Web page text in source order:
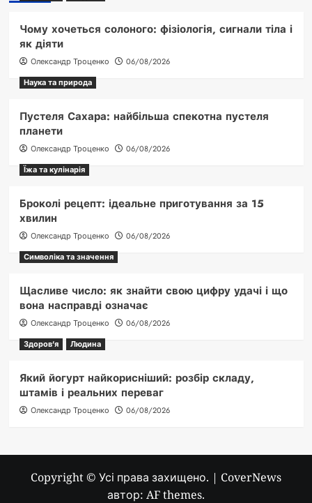
Чому хочеться солоного: фізіологія, сигнали тіла і
як діяти
Олександр Троценко
06/08/2026
Наука та природа
Пустеля Сахара: найбільша спекотна пустеля
планети
Олександр Троценко
06/08/2026
Їжа та кулінарія
Броколі рецепт: ідеальне приготування за 15
хвилин
Олександр Троценко
06/08/2026
Символіка та значення
Щасливе число: як знайти свою цифру удачі і що
вона насправді означає
Олександр Троценко
06/08/2026
Здоров'я
Людина
Який йогурт найкорисніший: розбір складу,
штамів і реальних переваг
Олександр Троценко 06/08/2026
Copyright © Усі права захищено. | CoverNews
автор: AF themes.